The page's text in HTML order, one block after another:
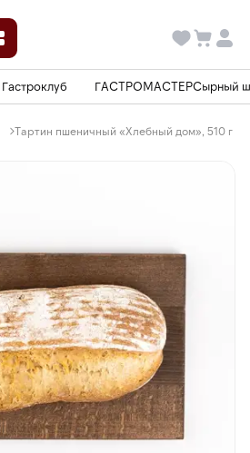
Гастроклуб ГАСТРОМАСТЕРСырный
Тартин пшеничный «Хлебный дом», 510 г